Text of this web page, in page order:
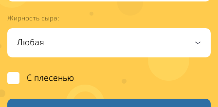
Жирность сыра:
С плесенью